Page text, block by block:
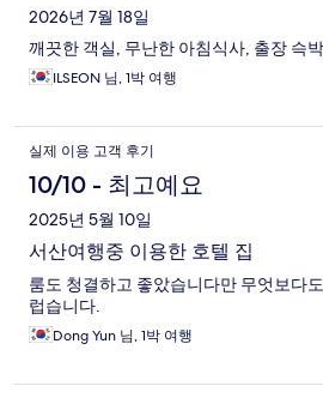
후
기
2026년 7월 18일
깨끗한 객실, 무난한 아침식사, 출장 슥
ILSEON 님, 1박 여행
실제 이용 고객 후기
10/10 - 최고예요
2025년 5월 10일
서산여행중 이용한 호텔 집
룸도 청결하고 좋았습니다만 무엇보다
럽습니다.
Dong Yun 님, 1박 여행